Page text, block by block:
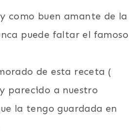
como buen amante de la
puede faltar el famoso
de esta receta (
parecido a nuestro
la tengo guardada en